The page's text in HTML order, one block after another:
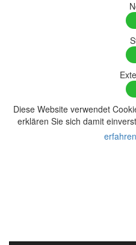
Diese Website verwendet
erklären Sie sich damit
erfahren